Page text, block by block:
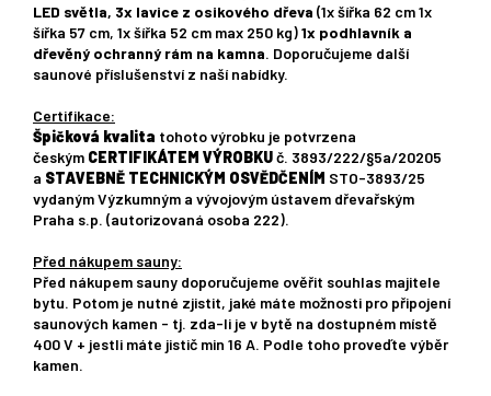
LED světla, 3x lavice z osikového dřeva (1x šířka 62 cm 1x
šířka 57 cm, 1x šířka 52 cm max 250 kg)1x podhlavník a
dřevěný ochranný rám na kamna. Doporučujeme další
saunové příslušenství z naší nabídky.
Certifikace:
Špičková kvalita tohoto výrobku je potvrzena
českým CERTIFIKÁTEM VÝROBKUč. 3893/222/§5a/20205
a STAVEBNĚ TECHNICKÝM OSVĚDČENÍM STO-3893/25
vydaným Výzkumným a vývojovým ústavem dřevařským
Praha s.p. (autorizovaná osoba 222).
Před nákupem sauny:
Před nákupem sauny doporučujeme ověřit souhlas majitele
bytu. Potom je nutné zjistit, jaké máte možnosti pro připojení
saunových kamen - tj. zda-li je v bytě na dostupném místě
400 V + jestli máte jistič min 16 A. Podle toho proveďte výběr
kamen.